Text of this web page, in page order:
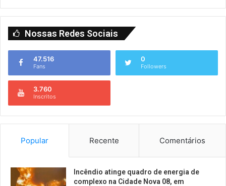
Nossas Redes Sociais
47.516
Fans
0
Followers
3.760
Inscritos
Popular Recente Comentários
Incêndio atinge quadro de energia de
complexo na Cidade Nova 08, em